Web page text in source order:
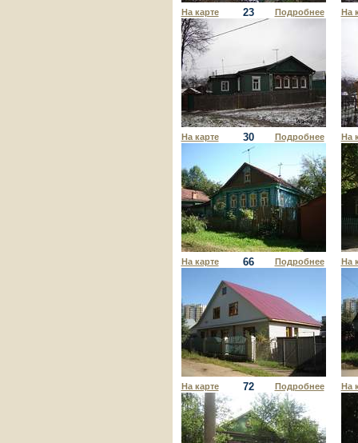
На карте 23 Подробнее На
На карте 30 Подробнее На
На карте 66 Подробнее На
На карте 72 Подробнее На